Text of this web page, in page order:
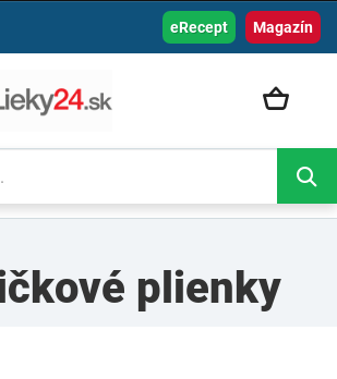
Magazín
eRecept
plienky